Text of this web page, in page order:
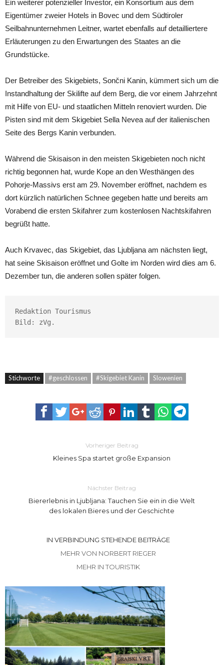
Ein weiterer potenzieller Investor, ein Konsortium aus dem
Eigentümer zweier Hotels in Bovec und dem Südtiroler
Seilbahnunternehmen Leitner, wartet ebenfalls auf detailliertere
Erläuterungen zu den Erwartungen des Staates an die
Grundstücke.
Der Betreiber des Skigebiets, Sončni Kanin, kümmert sich um die
Instandhaltung der Skilifte auf dem Berg, die vor einem Jahrzehnt
mit Hilfe von EU- und staatlichen Mitteln renoviert wurden. Die
Pisten sind mit dem Skigebiet Sella Nevea auf der italienischen
Seite des Bergs Kanin verbunden.
Während die Skisaison in den meisten Skigebieten noch nicht
richtig begonnen hat, wurde Kope an den Westhängen des
Pohorje-Massivs erst am 29. November eröffnet, nachdem es
dort kürzlich natürlichen Schnee gegeben hatte und bereits am
Vorabend die ersten Skifahrer zum kostenlosen Nachtskifahren
begrüßt hatte.
Auch Krvavec, das Skigebiet, das Ljubljana am nächsten liegt,
hat seine Skisaison eröffnet und Golte im Norden wird dies am 6.
Dezember tun, die anderen sollen später folgen.
Redaktion Tourismus
Bild: zVg.
Stichworte #geschlossen #Skigebiet Kanin Slowenien
Vorheriger Beitrag
Kleines Spa startet große Expansion
Nächster Beitrag
Biererlebnis in Ljubljana: Tauchen Sie ein in die Welt
des lokalen Bieres und der Geschichte
IN VERBINDUNG STEHENDE BEITRÄGE
MEHR VON NORBERT RIEGER
MEHR IN TOURISTIK